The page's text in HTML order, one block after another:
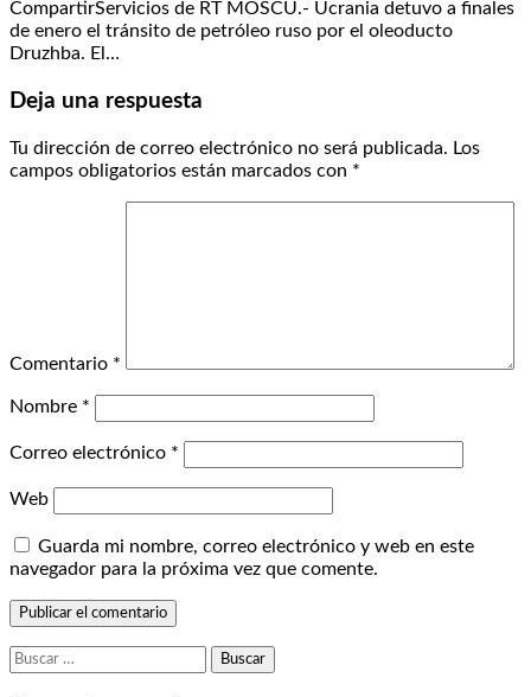
CompartirServicios de RT MOSCÚ.- Ucrania detuvo a finales
de enero el tránsito de petróleo ruso por el oleoducto
Druzhba. El…
Deja una respuesta
Tu dirección de correo electrónico no será publicada. Los
campos obligatorios están marcados con *
Comentario *
Nombre *
Correo electrónico *
Web
Guarda mi nombre, correo electrónico y web en este
navegador para la próxima vez que comente.
Buscar: